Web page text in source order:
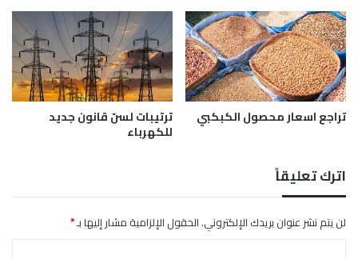
ا
ق
ة
ب
ب
ك
ي
ا
ن
ف
ي
ا
ل
م
م
ا
ل
ح
ا
تراجع اسعار محصول الكبكبي ترتيبات لسنّ قانون جديد
للكهرباء
اترك تعليقاً
لن يتم نشر عنوان بريدك الإلكتروني.الحقول الإلزامية مشار إليها بـ*